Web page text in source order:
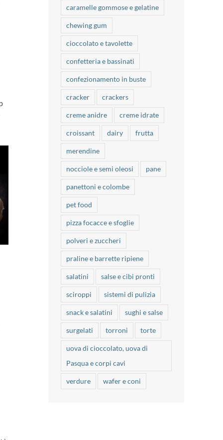
caramelle gommose e gelatine
chewing gum
cioccolato e tavolette
confetteria e bassinati
confezionamento in buste
cracker crackers
creme anidre creme idrate
croissant dairy frutta
merendine
nocciole e semi oleosi pane
panettoni e colombe
pet food
pizza focacce e sfoglie
polveri e zuccheri
praline e barrette ripiene
salatini salse e cibi pronti
sciroppi sistemi di pulizia
snack e salatini sughi e salse
surgelati torroni torte
uova di cioccolato, uova di
Pasqua e corpi cavi
verdure wafer e coni